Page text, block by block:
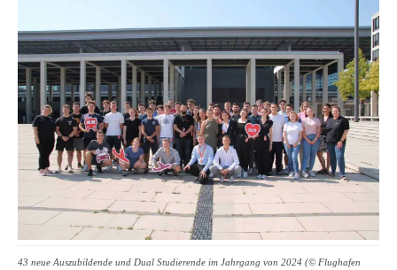
43 neue Auszubildende und Dual Studierende im Jahrgang von 2024 (© Flughafen